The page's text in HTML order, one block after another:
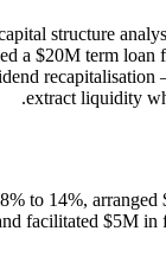
structure
a $20M term loan
extract liquidity
to 14%,
facilitated $5M